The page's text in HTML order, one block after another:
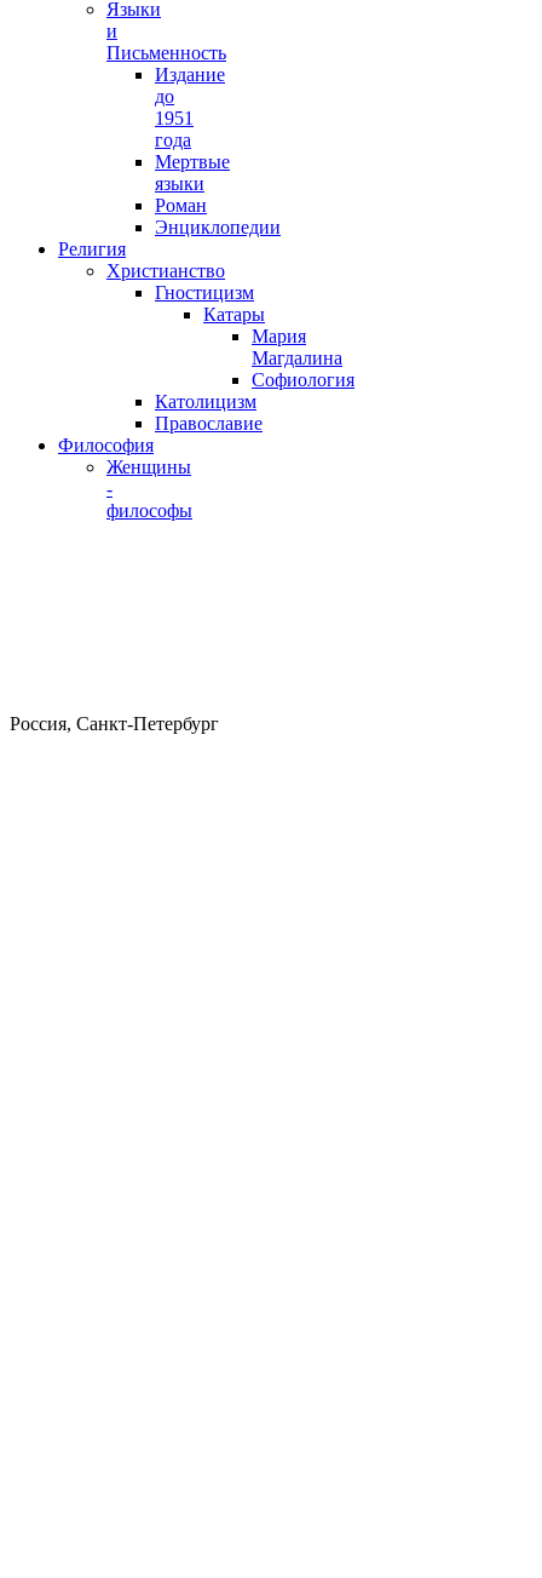
Языки
и
Письменность
Издание
до
1951
года
Мертвые
языки
Роман
Энциклопедии
Религия
Христианство
Гностицизм
Катары
Мария
Магдалина
Софиология
Католицизм
Православие
Философия
Женщины
-
философы
Россия, Санкт-Петербург